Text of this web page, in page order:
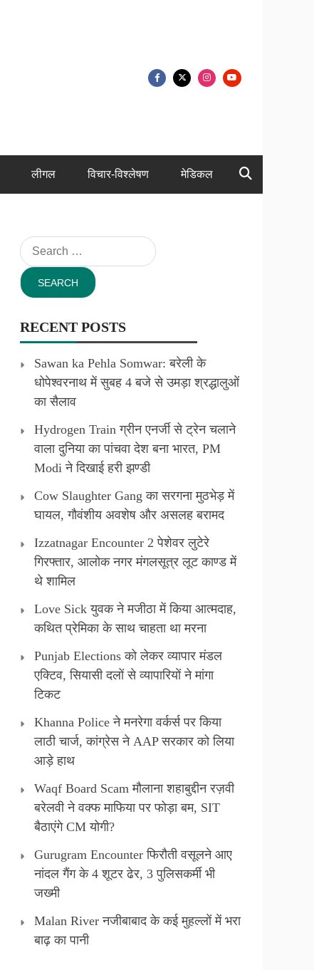
लीगल विचार-विश्लेषण मेडिकल
Search
for:
RECENT POSTS
Sawan ka Pehla Somwar: बरेली के
धोपेश्वरनाथ में सुबह 4 बजे से उमड़ा श्रद्धालुओं
का सैलाव
Hydrogen Train ग्रीन एनर्जी से ट्रेन चलाने
वाला दुनिया का पांचवा देश बना भारत, PM
Modi ने दिखाई हरी झण्डी
Cow Slaughter Gang का सरगना मुठभेड़ में
घायल, गौवंशीय अवशेष और असलह बरामद
Izzatnagar Encounter 2 पेशेवर लुटेरे
गिरफ्तार, आलोक नगर मंगलसूत्र लूट काण्‍ड में
थे शामिल
Love Sick युवक ने मजीठा में किया आत्मदाह,
कथित प्रेमिका के साथ चाहता था मरना
Punjab Elections को लेकर व्यापार मंडल
एक्टिव, सियासी दलों से व्यापारियों ने मांगा
टिकट
Khanna Police ने मनरेगा वर्कर्स पर किया
लाठी चार्ज, कांग्रेस ने AAP सरकार को लिया
आड़े हाथ
Waqf Board Scam मौलाना शहाबुद्दीन रज़वी
बरेलवी ने वक्फ माफिया पर फोड़ा बम, SIT
बैठाएंगे CM योगी?
Gurugram Encounter फिरौती वसूलने आए
नांदल गैंग के 4 शूटर ढेर, 3 पुलिसकर्मी भी
जख्मी
Malan River नजीबाबाद के कई मुहल्लों में भरा
बाढ़ का पानी